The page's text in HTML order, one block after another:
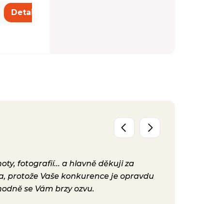
Detail
fotografií... a hlavně děkuji za
protože Vaše konkurence je opravdu
se Vám brzy ozvu.